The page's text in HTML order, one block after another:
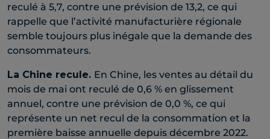
reculé à 5,7, contre une prévision de 13,2, ce qui
rappelle que l’activité manufacturière régionale
semble toujours plus inégale que la demande des
consommateurs.
La Chine recule. En Chine, les ventes au détail du
mois de mai ont reculé de 0,6 % en glissement
annuel, contre une prévision de 0,0 %, ce qui
représente un net recul de la consommation et la
première baisse annuelle depuis décembre 2022.